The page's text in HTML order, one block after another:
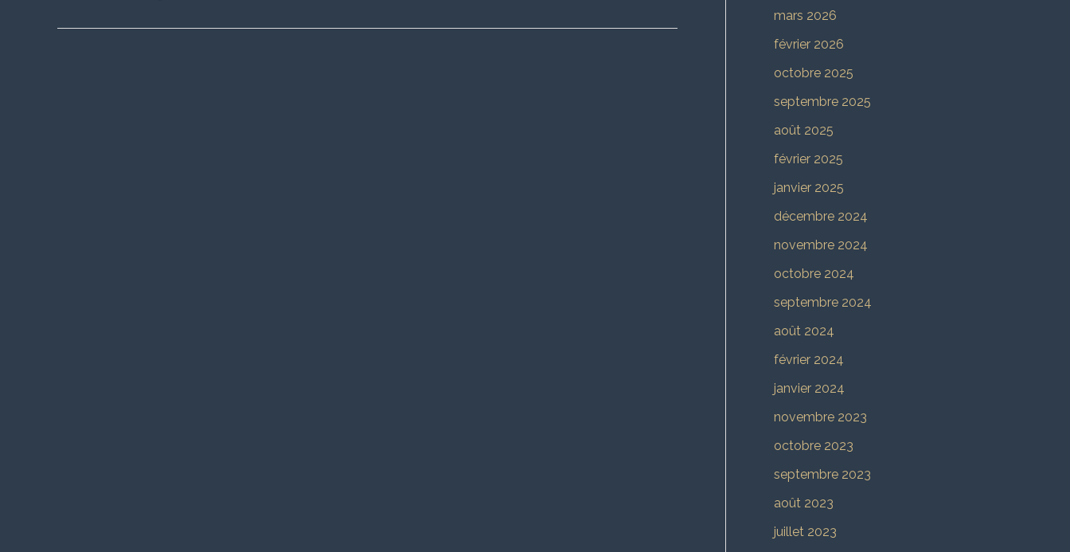
mars 2026
février 2026
octobre 2025
septembre 2025
août 2025
février 2025
janvier 2025
décembre 2024
novembre 2024
octobre 2024
septembre 2024
août 2024
février 2024
janvier 2024
novembre 2023
octobre 2023
septembre 2023
août 2023
juillet 2023